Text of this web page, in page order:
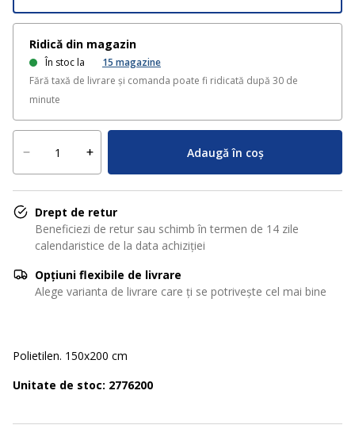
Ridică din magazin
În stoc la 15 magazine
Fără taxă de livrare și comanda poate fi ridicată după 30 de
minute
Adaugă în coș
Drept de retur
Beneficiezi de retur sau schimb în termen de 14 zile
calendaristice de la data achiziției
Opțiuni flexibile de livrare
Alege varianta de livrare care ți se potrivește cel mai bine
Polietilen. 150x200 cm
Unitate de stoc: 2776200